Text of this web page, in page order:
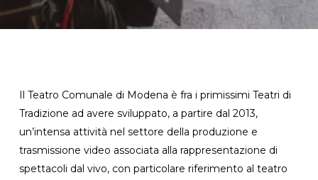
Il Teatro Comunale di Modena è fra i primissimi Teatri di
Tradizione ad avere sviluppato, a partire dal 2013,
un’intensa attività nel settore della produzione e
trasmissione video associata alla rappresentazione di
spettacoli dal vivo, con particolare riferimento al teatro